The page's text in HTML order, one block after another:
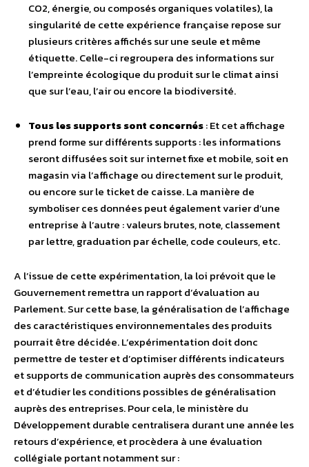
CO2, énergie, ou composés organiques volatiles), la
singularité de cette expérience française repose sur
plusieurs critères affichés sur une seule et même
étiquette. Celle-ci regroupera des informations sur
l’empreinte écologique du produit sur le climat ainsi
que sur l’eau, l’air ou encore la biodiversité.
Tous les supports sont concernés: Et cet affichage
prend forme sur différents supports : les informations
seront diffusées soit sur internet fixe et mobile, soit en
magasin via l’affichage ou directement sur le produit,
ou encore sur le ticket de caisse. La manière de
symboliser ces données peut également varier d’une
entreprise à l’autre : valeurs brutes, note, classement
par lettre, graduation par échelle, code couleurs, etc.
A l’issue de cette expérimentation, la loi prévoit que le
Gouvernement remettra un rapport d’évaluation au
Parlement. Sur cette base, la généralisation de l’affichage
des caractéristiques environnementales des produits
pourrait être décidée. L’expérimentation doit donc
permettre de tester et d’optimiser différents indicateurs
et supports de communication auprès des consommateurs
et d’étudier les conditions possibles de généralisation
auprès des entreprises. Pour cela, le ministère du
Développement durable centralisera durant une année les
retours d’expérience, et procèdera à une évaluation
collégiale portant notamment sur :